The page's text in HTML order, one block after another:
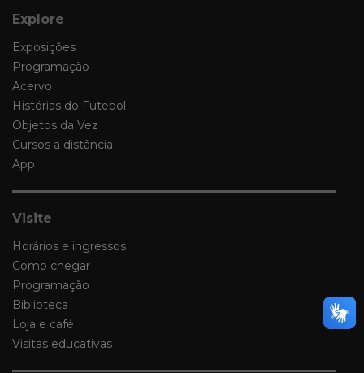
Explore
Exposições
Programação
Acervo
Histórias do Futebol
Objetos da Vez
Cursos a distância
App
Visite
Horários e ingressos
Como chegar
Programação
Biblioteca
Loja e café
Visitas educativas